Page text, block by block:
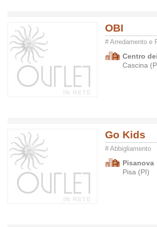
OBI
# Arredamento e
Centro
Cascina
Go Kids
# Abbigliamento
Pisanova
Pisa (PI)